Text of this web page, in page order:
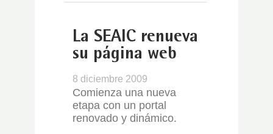
La SEAIC renueva
su página web
8 diciembre 2009
Comienza una nueva
etapa con un portal
renovado y dinámico.